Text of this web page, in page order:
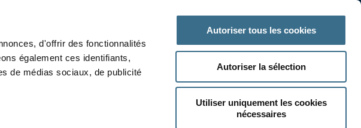
d'offrir des fonctionnalités
également ces identifiants,
de médias sociaux, de publicité
Autoriser tous les cookies
Autoriser la sélection
Utiliser uniquement les cookies
nécessaires